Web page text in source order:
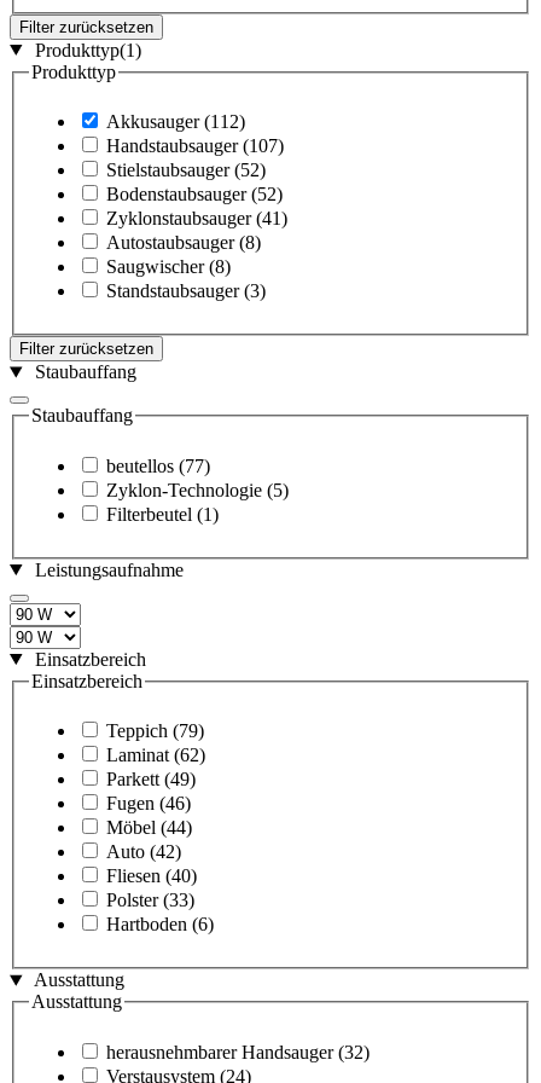
Filter zurücksetzen
Produkttyp(1)
Produkttyp
Akkusauger (112)
Handstaubsauger (107)
Stielstaubsauger (52)
Bodenstaubsauger (52)
Zyklonstaubsauger (41)
Autostaubsauger (8)
Saugwischer (8)
Standstaubsauger (3)
Filter zurücksetzen
Staubauffang
Staubauffang
beutellos (77)
Zyklon-Technologie (5)
Filterbeutel (1)
Leistungsaufnahme
Einsatzbereich
Einsatzbereich
Teppich (79)
Laminat (62)
Parkett (49)
Fugen (46)
Möbel (44)
Auto (42)
Fliesen (40)
Polster (33)
Hartboden (6)
Ausstattung
Ausstattung
herausnehmbarer Handsauger (32)
Verstausystem (24)